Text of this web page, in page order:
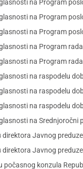
na Program
na Program
na Program
na Program
na Program
na raspodelu
na raspodelu
na raspodelu
na
direktora Javnog
direktora Javnog
počasnog konzula